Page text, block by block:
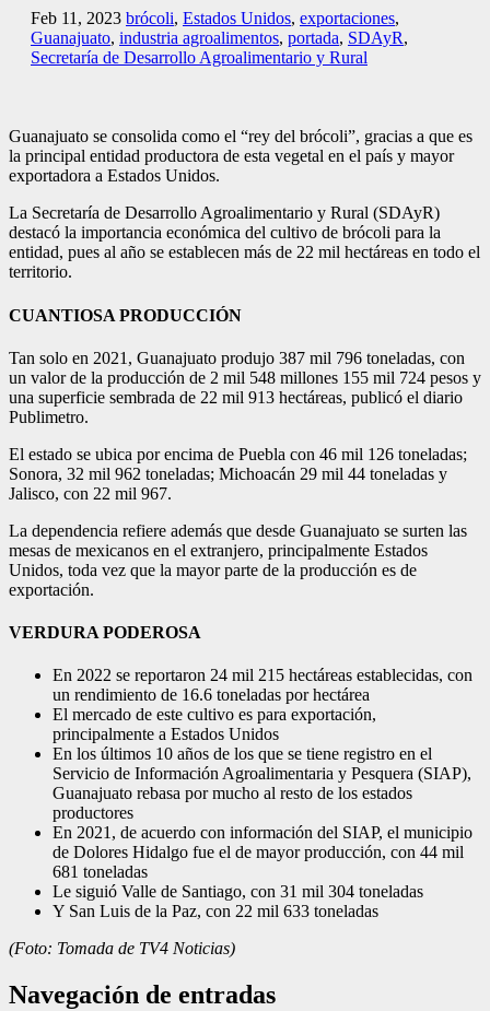
Feb 11, 2023 brócoli, Estados Unidos, exportaciones,
Guanajuato, industria agroalimentos, portada, SDAyR,
Secretaría de Desarrollo Agroalimentario y Rural
Guanajuato se consolida como el “rey del brócoli”, gracias a que es
la principal entidad productora de esta vegetal en el país y mayor
exportadora a Estados Unidos.
La Secretaría de Desarrollo Agroalimentario y Rural (SDAyR)
destacó la importancia económica del cultivo de brócoli para la
entidad, pues al año se establecen más de 22 mil hectáreas en todo el
territorio.
CUANTIOSA PRODUCCIÓN
Tan solo en 2021, Guanajuato produjo 387 mil 796 toneladas, con
un valor de la producción de 2 mil 548 millones 155 mil 724 pesos y
una superficie sembrada de 22 mil 913 hectáreas, publicó el diario
Publimetro.
El estado se ubica por encima de Puebla con 46 mil 126 toneladas;
Sonora, 32 mil 962 toneladas; Michoacán 29 mil 44 toneladas y
Jalisco, con 22 mil 967.
La dependencia refiere además que desde Guanajuato se surten las
mesas de mexicanos en el extranjero, principalmente Estados
Unidos, toda vez que la mayor parte de la producción es de
exportación.
VERDURA PODEROSA
En 2022 se reportaron 24 mil 215 hectáreas establecidas, con
un rendimiento de 16.6 toneladas por hectárea
El mercado de este cultivo es para exportación,
principalmente a Estados Unidos
En los últimos 10 años de los que se tiene registro en el
Servicio de Información Agroalimentaria y Pesquera (SIAP),
Guanajuato rebasa por mucho al resto de los estados
productores
En 2021, de acuerdo con información del SIAP, el municipio
de Dolores Hidalgo fue el de mayor producción, con 44 mil
681 toneladas
Le siguió Valle de Santiago, con 31 mil 304 toneladas
Y San Luis de la Paz, con 22 mil 633 toneladas
(Foto: Tomada de TV4 Noticias)
Navegación de entradas